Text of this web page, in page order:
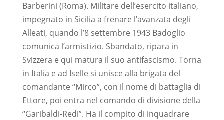
Barberini (Roma). Militare dell’esercito italiano,
impegnato in Sicilia a frenare l’avanzata degli
Alleati, quando l’8 settembre 1943 Badoglio
comunica l’armistizio. Sbandato, ripara in
Svizzera e qui matura il suo antifascismo. Torna
in Italia e ad Iselle si unisce alla brigata del
comandante “Mirco”, con il nome di battaglia di
Ettore, poi entra nel comando di divisione della
“Garibaldi-Redi”. Ha il compito di inquadrare